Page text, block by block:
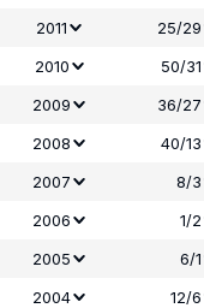
2011
25/29
2010
50/31
2009
36/27
2008
40/13
2007
8/3
2006
1/2
2005
6/1
2004
12/6